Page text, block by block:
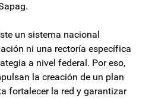
un sistema nacional
ni una rectoría específica
a nivel federal. Por eso,
la creación de un plan
fortalecer la red y garantizar